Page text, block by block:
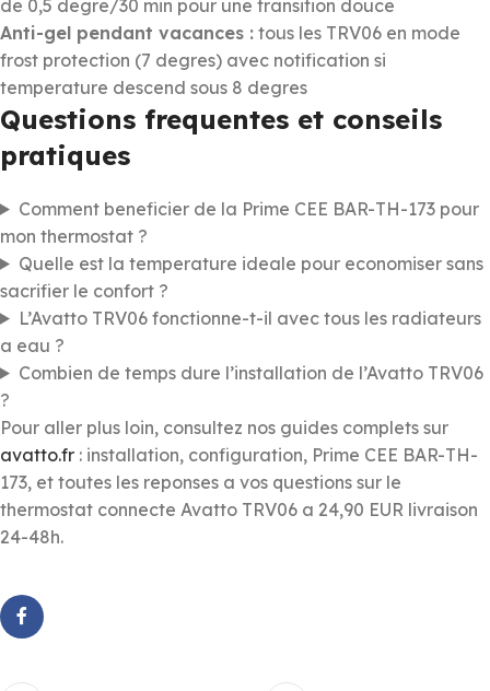
de 0,5 degre/30 min pour une transition douce
Anti-gel pendant vacances : tous les TRV06 en mode
frost protection (7 degres) avec notification si
temperature descend sous 8 degres
Questions frequentes et conseils
pratiques
Comment beneficier de la Prime CEE BAR-TH-173 pour
mon thermostat ?
Quelle est la temperature ideale pour economiser sans
sacrifier le confort ?
L’Avatto TRV06 fonctionne-t-il avec tous les radiateurs
a eau ?
Combien de temps dure l’installation de l’Avatto TRV06
?
Pour aller plus loin, consultez nos guides complets sur
avatto.fr : installation, configuration, Prime CEE BAR-TH-
173, et toutes les reponses a vos questions sur le
thermostat connecte Avatto TRV06 a 24,90 EUR livraison
24-48h.